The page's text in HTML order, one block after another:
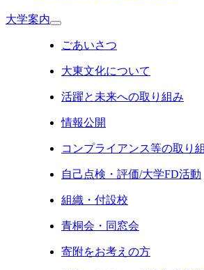
大学案内
ごあいさつ
大東文化について
活躍と未来への取り組み
情報公開
コンプライアンス等の取り
自己点検・評価/大学FD活動
組織・付設校
青桐会・同窓会
寄附をお考えの方